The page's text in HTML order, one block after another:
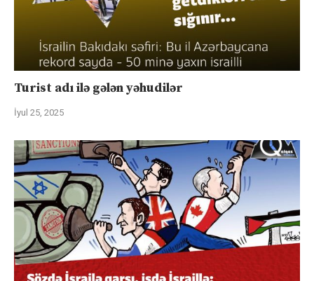
Turist adı ilə gələn yəhudilər
İyul 25, 2025